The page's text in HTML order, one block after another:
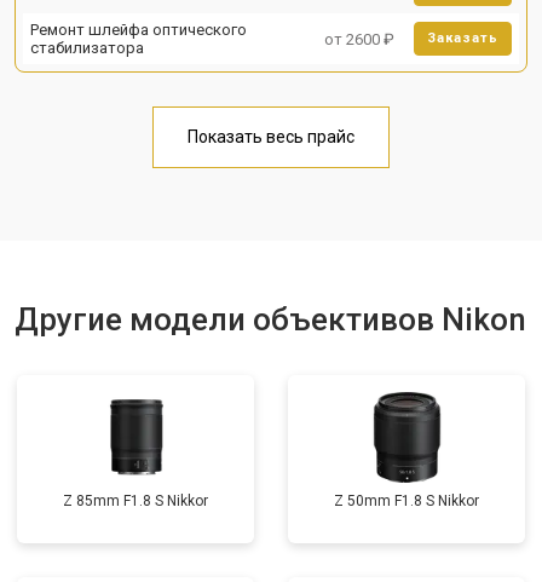
Ремонт шлейфа оптического
стабилизатора
от 2600 ₽ Заказать
Показать весь прайс
Другие модели объективов Nikon
Z 85mm F1.8 S Nikkor Z 50mm F1.8 S Nikkor